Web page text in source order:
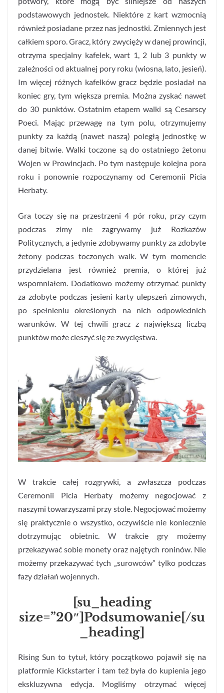
podstawowych jednostek. Niektóre z kart wzmocnią
również posiadane przez nas jednostki. Zmiennych jest
całkiem sporo. Gracz, który zwycięży w danej prowincji,
otrzyma specjalny kafelek, wart 1, 2 lub 3 punkty w
zależności od aktualnej pory roku (wiosna, lato, jesień).
Im więcej różnych kafelków gracz będzie posiadał na
koniec gry, tym większa premia. Można zyskać nawet
do 30 punktów. Ostatnim etapem walki są Cesarscy
Poeci. Mając przewagę na tym polu, otrzymujemy
punkty za każdą (nawet naszą) poległą jednostkę w
danej bitwie. Walki toczone są do ostatniego żetonu
Wojen w Prowincjach. Po tym następuje kolejna pora
roku i ponownie rozpoczynamy od Ceremonii Picia
Herbaty.
Gra toczy się na przestrzeni 4 pór roku, przy czym
podczas zimy nie zagrywamy już Rozkazów
Politycznych, a jedynie zdobywamy punkty za zdobyte
żetony podczas toczonych walk. W tym momencie
przydzielana jest również premia, o której już
wspomniałem. Dodatkowo możemy otrzymać punkty
za zdobyte podczas jesieni karty ulepszeń zimowych,
po spełnieniu określonych na nich odpowiednich
warunków. W tej chwili gracz z największą liczbą
punktów może cieszyć się ze zwycięstwa.
W trakcie całej rozgrywki, a zwłaszcza podczas
Ceremonii Picia Herbaty możemy negocjować z
naszymi towarzyszami przy stole. Negocjować możemy
się praktycznie o wszystko, oczywiście nie koniecznie
dotrzymując obietnic. W trakcie gry możemy
przekazywać sobie monety oraz najętych roninów. Nie
możemy przekazywać tych „surowców” tylko podczas
fazy działań wojennych.
[su_heading
size=”20″]Podsumowanie[/su
_heading]
Rising Sun to tytuł, który początkowo pojawił się na
platformie Kickstarter i tam też była do kupienia jego
ekskluzywna edycja. Mogliśmy otrzymać więcej